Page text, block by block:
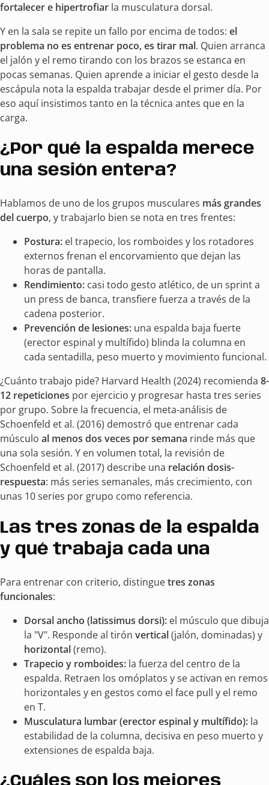
fortalecer e hipertrofiar la musculatura dorsal.
Y en la sala se repite un fallo por encima de todos: el
problema no es entrenar poco, es tirar mal. Quien arranca
el jalón y el remo tirando con los brazos se estanca en
pocas semanas. Quien aprende a iniciar el gesto desde la
escápula nota la espalda trabajar desde el primer día. Por
eso aquí insistimos tanto en la técnica antes que en la
carga.
¿Por qué la espalda merece
una sesión entera?
Hablamos de uno de los grupos musculares más grandes
del cuerpo, y trabajarlo bien se nota en tres frentes:
Postura: el trapecio, los romboides y los rotadores
externos frenan el encorvamiento que dejan las
horas de pantalla.
Rendimiento: casi todo gesto atlético, de un sprint a
un press de banca, transfiere fuerza a través de la
cadena posterior.
Prevención de lesiones: una espalda baja fuerte
(erector espinal y multífido) blinda la columna en
cada sentadilla, peso muerto y movimiento funcional.
¿Cuánto trabajo pide? Harvard Health (2024) recomienda 8-
12 repeticiones por ejercicio y progresar hasta tres series
por grupo. Sobre la frecuencia, el meta-análisis de
Schoenfeld et al. (2016) demostró que entrenar cada
músculo al menos dos veces por semana rinde más que
una sola sesión. Y en volumen total, la revisión de
Schoenfeld et al. (2017) describe una relación dosis-
respuesta: más series semanales, más crecimiento, con
unas 10 series por grupo como referencia.
Las tres zonas de la espalda
y qué trabaja cada una
Para entrenar con criterio, distinguetres zonas
funcionales:
Dorsal ancho (latissimus dorsi): el músculo que dibuja
la "V". Responde al tirón vertical(jalón, dominadas) y
horizontal(remo).
Trapecio y romboides: la fuerza del centro de la
espalda. Retraen los omóplatos y se activan en remos
horizontales y en gestos como el face pull y el remo
en T.
Musculatura lumbar (erector espinal y multífido): la
estabilidad de la columna, decisiva en peso muerto y
extensiones de espalda baja.